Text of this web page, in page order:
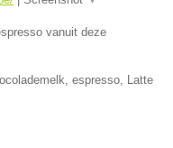
vanuit deze
espresso, Latte